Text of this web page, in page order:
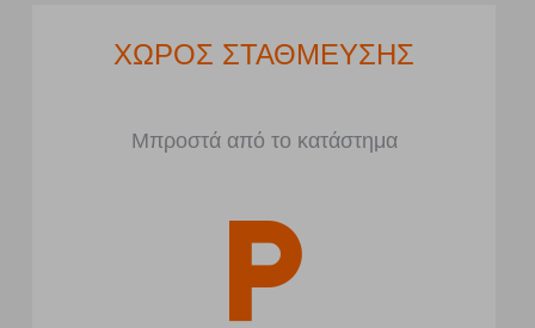
ΧΩΡΟΣ ΣΤΑΘΜΕΥΣΗΣ
Μπροστά από το κατάστημα